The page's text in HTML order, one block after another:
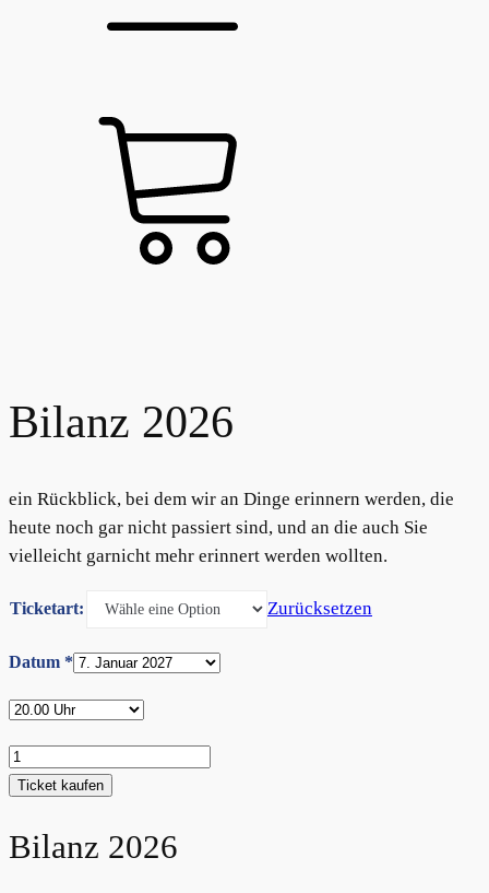
Bilanz 2026
ein Rückblick, bei dem wir an Dinge erinnern werden, die
heute noch gar nicht passiert sind, und an die auch Sie
vielleicht garnicht mehr erinnert werden wollten.
Ticketart: Zurücksetzen
Datum *
Bilanz
2026
Ticket kaufen
Bilanz 2026